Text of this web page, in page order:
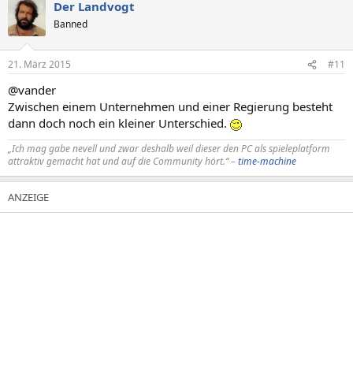
Der Landvogt
Banned
21. März 2015 #11
@vander
Zwischen einem Unternehmen und einer Regierung besteht
dann doch noch ein kleiner Unterschied.
„Ich mag gabe nevell und zwar deshalb weil dieser den PC als spieleplatform
attraktiv gemacht hat und auf die Community hört.“ –time-machine